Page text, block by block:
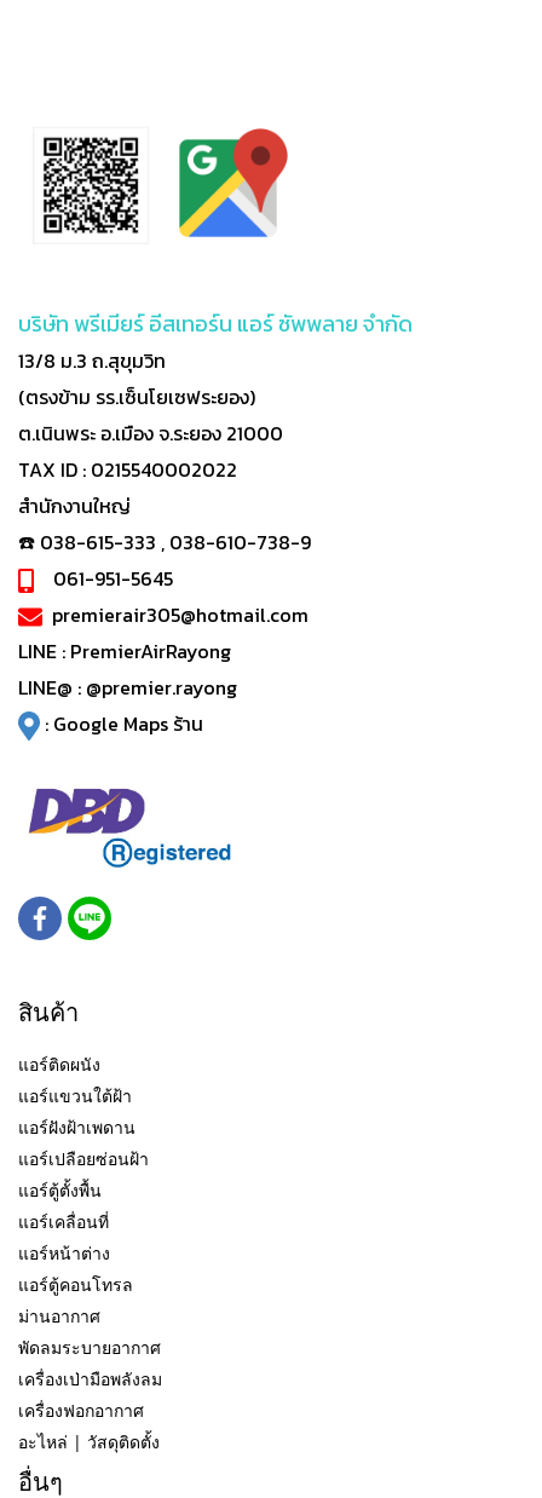
บริษัท พรีเมียร์ อีสเทอร์น แอร์ ซัพพลาย จำกัด
13/8 ม.3 ถ.สุขุมวิท
(ตรงข้าม รร.เซ็นโยเซฟระยอง)
ต.เนินพระ อ.เมือง จ.ระยอง 21000
TAX ID : 0215540002022
สำนักงานใหญ่
☎️ 038-615-333 , 038-610-738-9
061-951-5645
premierair305@hotmail.com
LINE : PremierAirRayong
LINE@ : @premier.rayong
: Google Maps ร้าน
สินค้า
แอร์ติดผนัง
แอร์แขวนใต้ฝ้า
แอร์ฝังฝ้าเพดาน
แอร์เปลือยซ่อนฝ้า
แอร์ตู้ตั้งพื้น
แอร์เคลื่อนที่
แอร์หน้าต่าง
แอร์ตู้คอนโทรล
ม่านอากาศ
พัดลมระบายอากาศ
เครื่องเป่ามือพลังลม
เครื่องฟอกอากาศ
อะไหล่ | วัสดุติดตั้ง
อื่นๆ